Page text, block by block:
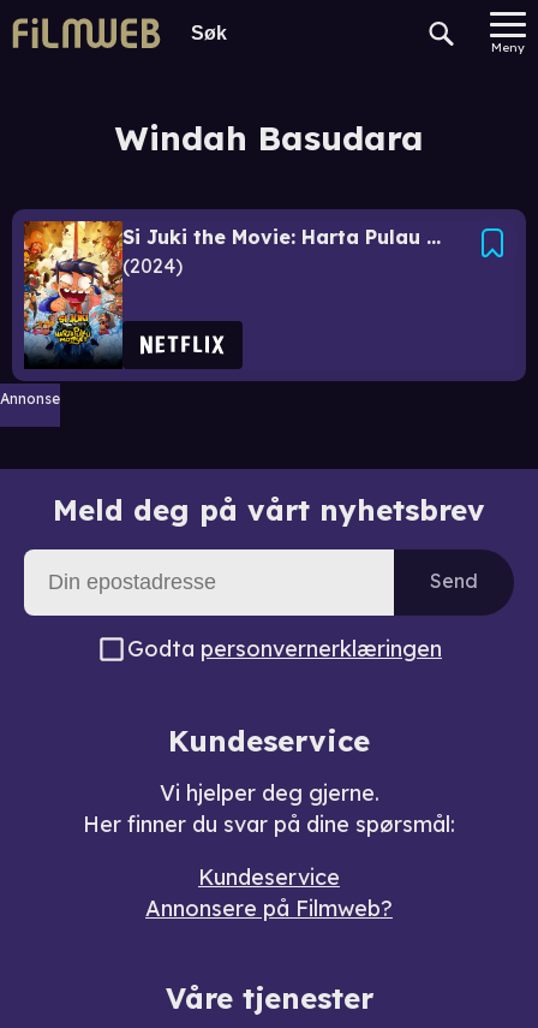
Meny
Windah Basudara
Si Juki the Movie: Harta Pulau Monyet
2024
Annonse
Meld deg på vårt nyhetsbrev
Send
Godta personvernerklæringen
Kundeservice
Vi hjelper deg gjerne.
Her finner du svar på dine spørsmål:
Kundeservice
Annonsere på Filmweb?
Våre tjenester